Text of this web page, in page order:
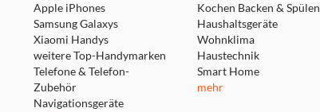
Apple iPhones
Samsung Galaxys
Xiaomi Handys
weitere Top-Handymarken
Telefone & Telefon-
Zubehör
Navigationsgeräte
Kochen Backen & Spülen
Haushaltsgeräte
Wohnklima
Haustechnik
Smart Home
mehr